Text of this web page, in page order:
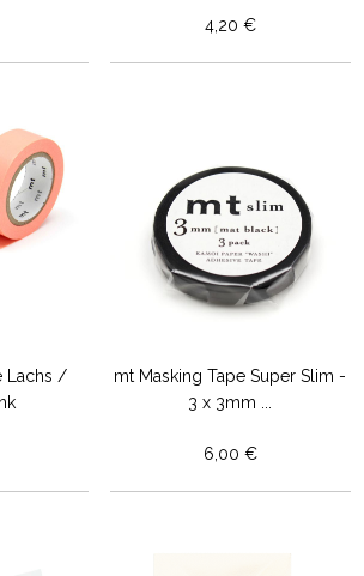
4,20 €
Lachs /
mt Masking Tape Super Slim -
3 x 3mm ...
6,00 €